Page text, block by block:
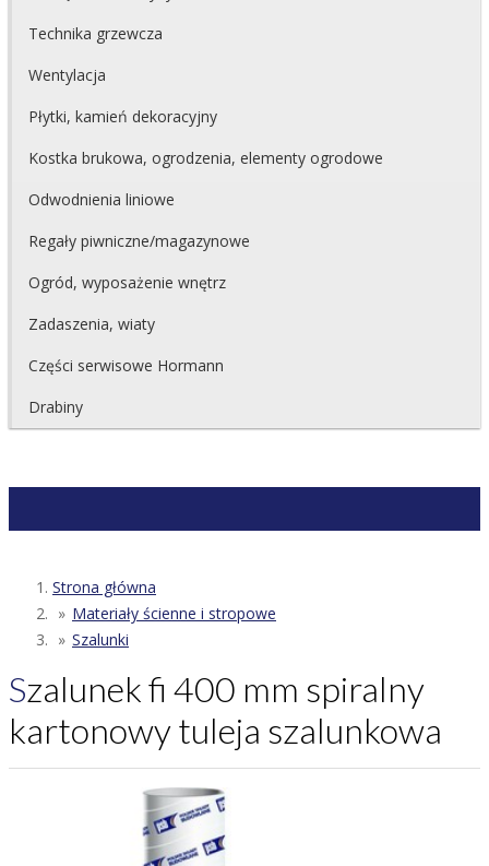
Technika grzewcza
Wentylacja
Płytki, kamień dekoracyjny
Kostka brukowa, ogrodzenia, elementy ogrodowe
Odwodnienia liniowe
Regały piwniczne/magazynowe
Ogród, wyposażenie wnętrz
Zadaszenia, wiaty
Części serwisowe Hormann
Drabiny
Strona główna
Materiały ścienne i stropowe
Szalunki
Szalunek fi 400 mm spiralny
kartonowy tuleja szalunkowa